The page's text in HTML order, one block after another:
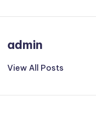
admin
View All Posts